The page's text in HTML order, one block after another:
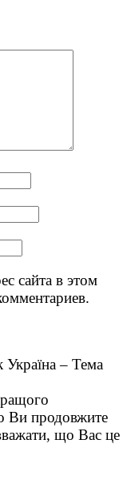
сайта в этом
Україна– Тема
Ви продовжите
що Вас це